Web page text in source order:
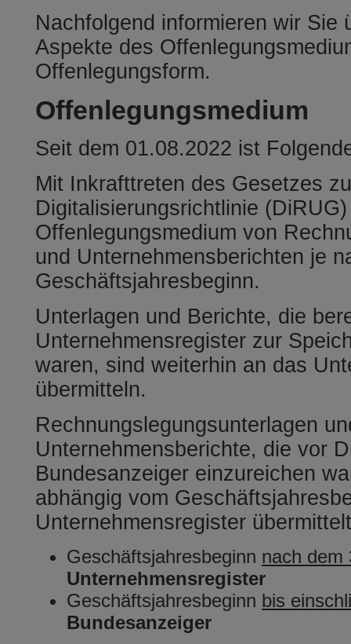
Nachfolgend informieren wir Sie
Aspekte des
Offenlegungsform.
Offenlegungsmedium
Seit dem 01.08.2022 ist
Mit Inkrafttreten des Gesetzes
Digitalisierungsrichtlinie
Offenlegungsmedium von
und Unternehmensberichten je
Geschäftsjahresbeginn.
Unterlagen und Berichte, die
Unternehmensregister zur
waren, sind weiterhin an das
übermitteln.
Rechnungslegungsunterlagen
Unternehmensberichte, die vor
Bundesanzeiger einzureichen
abhängig vom
Unternehmensregister
Geschäftsjahresbeginn nach dem
Unternehmensregister
Geschäftsjahresbeginn bis
Bundesanzeiger